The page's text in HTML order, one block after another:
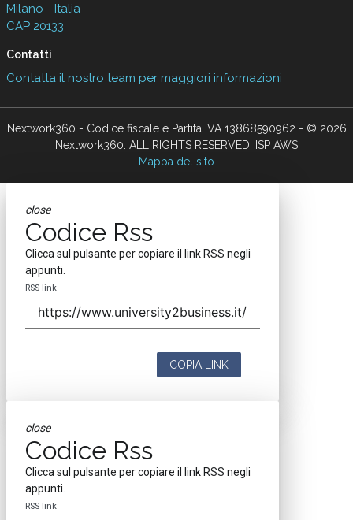
Milano - Italia
CAP 20133
Contatti
Contatta il nostro team per maggiori informazioni
Nextwork360 - Codice fiscale e Partita IVA 13868590962 - © 2026
Nextwork360. ALL RIGHTS RESERVED. ISP AWS
Mappa del sito
close
Codice Rss
Clicca sul pulsante per copiare il link RSS negli
appunti.
RSS link
COPIA LINK
close
Codice Rss
Clicca sul pulsante per copiare il link RSS negli
appunti.
RSS link